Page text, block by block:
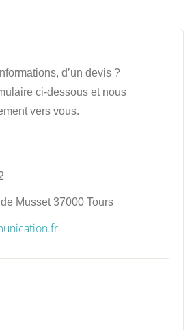
d’un devis ?
ci-dessous et nous
vers vous.
Musset 37000 Tours